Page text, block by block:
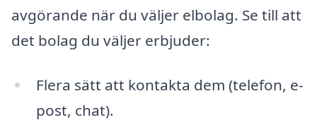
avgörande när du väljer elbolag. Se till att
det bolag du väljer erbjuder:
Flera sätt att kontakta dem (telefon, e-
post, chat).